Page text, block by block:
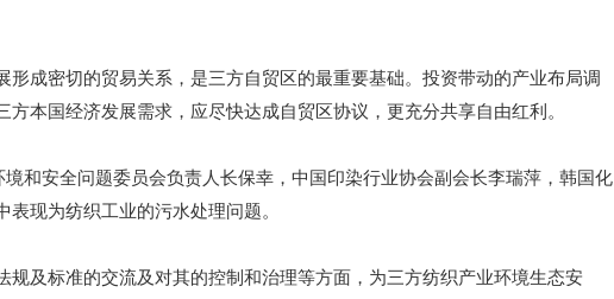
成密切的贸易关系，是三方自贸区的最重要基础。投资带动的产业布局调
本国经济发展需求，应尽快达成自贸区协议，更充分共享自由红利。
安全问题委员会负责人长保幸，中国印染行业协会副会长李瑞萍，韩国化
现为纺织工业的污水处理问题。
及标准的交流及对其的控制和治理等方面，为三方纺织产业环境生态安